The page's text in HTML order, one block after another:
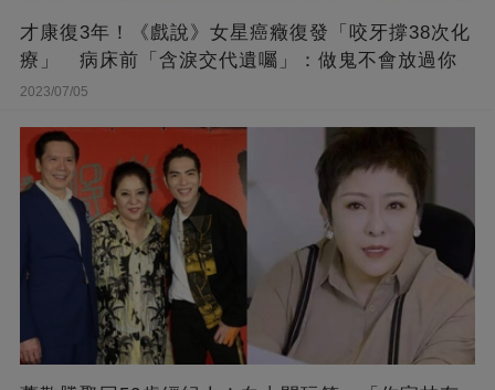
才康復3年！《戲說》女星癌癥復發「咬牙撐38次化
療」 病床前「含淚交代遺囑」：做鬼不會放過你
2023/07/05